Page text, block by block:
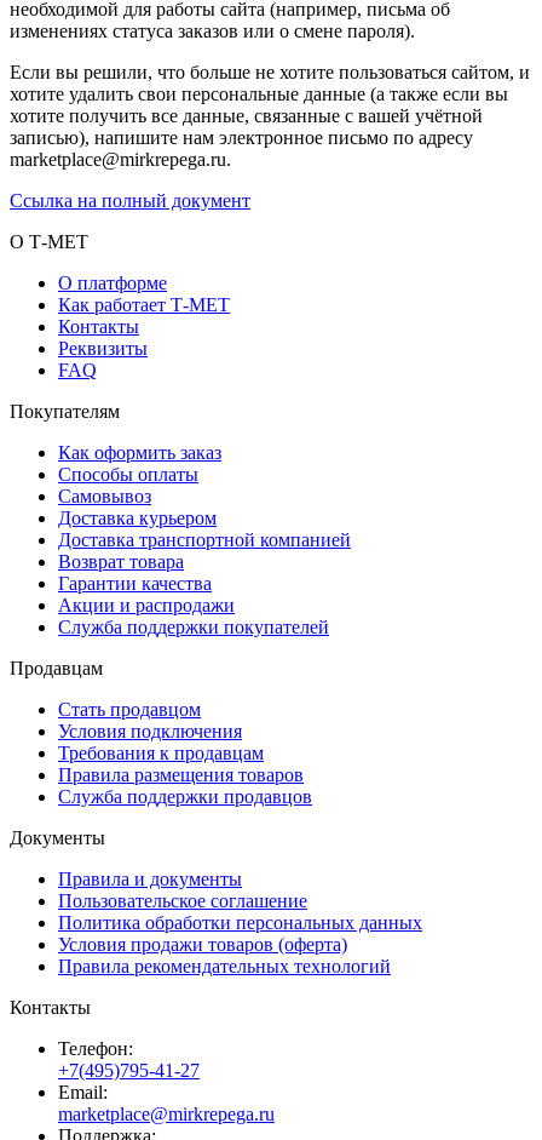
необходимой для работы сайта (например, письма об
изменениях статуса заказов или о смене пароля).
Если вы решили, что больше не хотите пользоваться сайтом, и
хотите удалить свои персональные данные (а также если вы
хотите получить все данные, связанные с вашей учётной
записью), напишите нам электронное письмо по адресу
marketplace@mirkrepega.ru.
Ссылка на полный документ
О Т-МЕТ
О платформе
Как работает Т-МЕТ
Контакты
Реквизиты
FAQ
Покупателям
Как оформить заказ
Способы оплаты
Самовывоз
Доставка курьером
Доставка транспортной компанией
Возврат товара
Гарантии качества
Акции и распродажи
Служба поддержки покупателей
Продавцам
Стать продавцом
Условия подключения
Требования к продавцам
Правила размещения товаров
Служба поддержки продавцов
Документы
Правила и документы
Пользовательское соглашение
Политика обработки персональных данных
Условия продажи товаров (оферта)
Правила рекомендательных технологий
Контакты
Телефон:
+7(495)795-41-27
Email:
marketplace@mirkrepega.ru
Поддержка: